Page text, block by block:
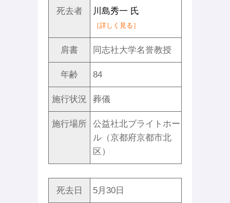
死去者 川島秀一 氏
［詳しく見る］
肩書 同志社大学名誉教授
年齢 84
施行状況 葬儀
施行場所
公益社北ブライトホー
ル（京都府京都市北
区）
死去日 5月30日